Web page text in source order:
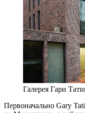
Галерея Гари
Первоначально Gary